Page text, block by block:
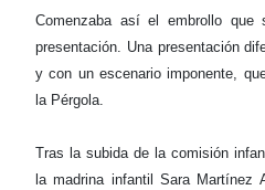
Comenzaba así el embrollo
presentación. Una presentación
y con un escenario imponente,
la Pérgola.
Tras la subida de la comisión
la madrina infantil Sara Martínez